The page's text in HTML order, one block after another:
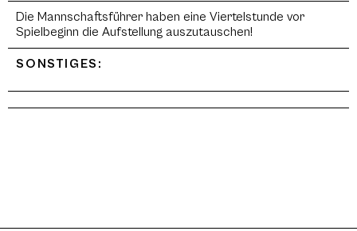
Die Mannschaftsführer haben eine Viertelstunde vor
Spielbeginn die Aufstellung auszutauschen!
SONSTIGES: